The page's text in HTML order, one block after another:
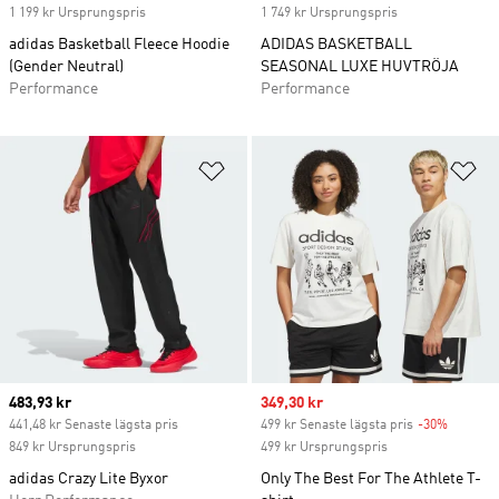
1 199 kr Ursprungspris
adidas Basketball Fleece Hoodie
(Gender Neutral)
Performance
1 749 kr Ursprungspris
ADIDAS BASKETBALL
SEASONAL LUXE HUVTRÖJA
Performance
Lägg till på önskelistan
Current price
483,93 kr
441,48 kr Senaste lägsta pris
849 kr Ursprungspris
adidas Crazy Lite Byxor
Sale price
349,30 kr
499 kr Senaste lägsta pris -30%
499 kr Ursprungspris
Only The Best For The Athlete T-